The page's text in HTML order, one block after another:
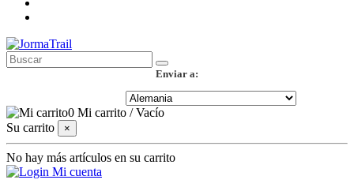
Enviar a:
0 Mi carrito /Vacío
Su carrito
×
No hay más artículos en su carrito
Mi cuenta